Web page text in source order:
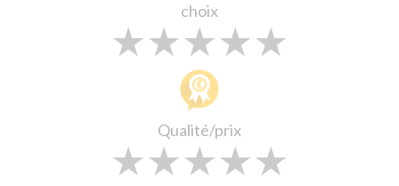
choix
★
★★
★★★
★★★★
★★★★★
Qualité/prix
★
★★
★★★
★★★★
★★★★★